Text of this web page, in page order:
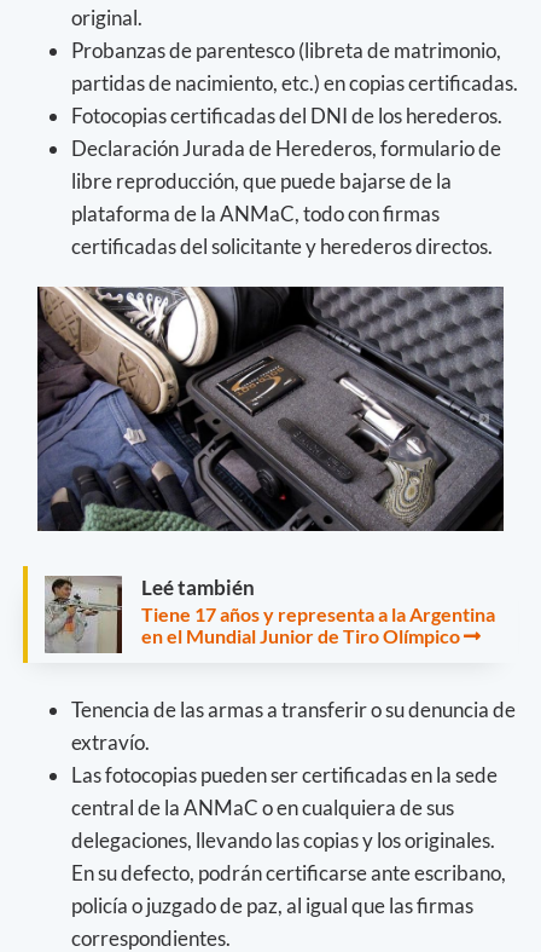
original.
Probanzas de parentesco (libreta de matrimonio,
partidas de nacimiento, etc.) en copias certificadas.
Fotocopias certificadas del DNI de los herederos.
Declaración Jurada de Herederos, formulario de
libre reproducción, que puede bajarse de la
plataforma de la ANMaC, todo con firmas
certificadas del solicitante y herederos directos.
Leé también
Tiene 17 años y representa a la Argentina
en el Mundial Junior de Tiro Olímpico
Tenencia de las armas a transferir o su denuncia de
extravío.
Las fotocopias pueden ser certificadas en la sede
central de la ANMaC o en cualquiera de sus
delegaciones, llevando las copias y los originales.
En su defecto, podrán certificarse ante escribano,
policía o juzgado de paz, al igual que las firmas
correspondientes.